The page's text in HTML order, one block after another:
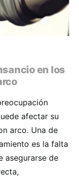
en los
afectar su
arco. Una de
es la falta
asegurarse de